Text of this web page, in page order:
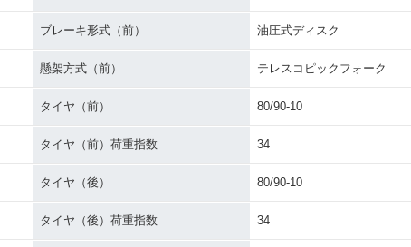
ブレーキ形式（前） 油圧式ディスク
懸架方式（前） テレスコピックフォーク
タイヤ（前） 80/90-10
タイヤ（前）荷重指数 34
タイヤ（後） 80/90-10
タイヤ（後）荷重指数 34